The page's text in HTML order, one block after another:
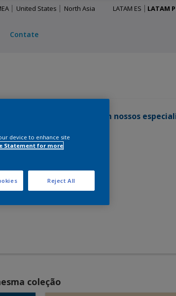
United States North Asia LATAM ES LATAM
Contate
Entre em contato com nossos
coleção
device to enhance site
Statement for more
Reject All